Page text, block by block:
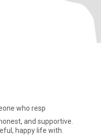
who resp
and supportive.
happy life with.